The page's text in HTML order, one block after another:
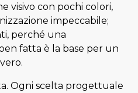
visivo con pochi colori,
impeccabile;
perché una
fatta è la base per un
Ogni scelta progettuale